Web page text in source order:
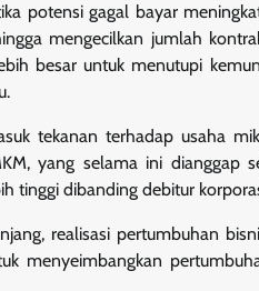
potensi gagal bayar
mengecilkan jumlah
besar untuk menutupi
tekanan terhadap usaha
yang selama ini dianggap
tinggi dibanding debitur
realisasi pertumbuhan
menyeimbangkan